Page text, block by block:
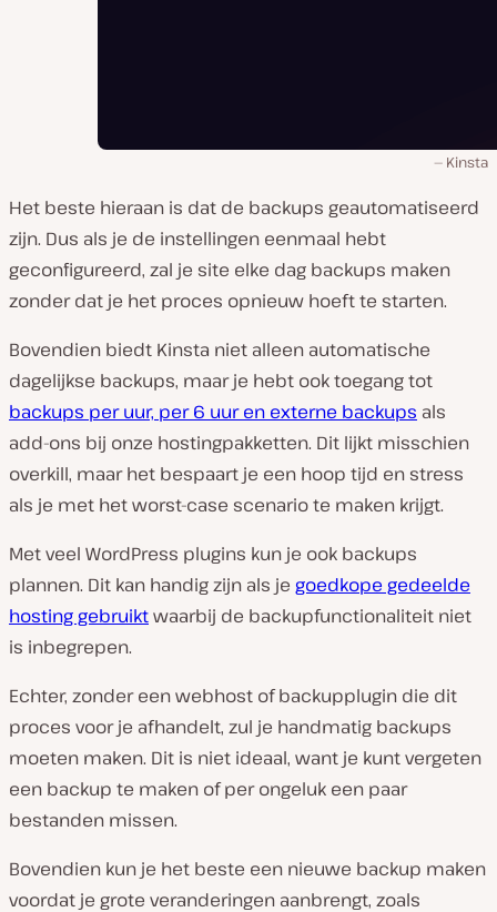
Kinsta
Het beste hieraan is dat de backups geautomatiseerd
zijn. Dus als je de instellingen eenmaal hebt
geconfigureerd, zal je site elke dag backups maken
zonder dat je het proces opnieuw hoeft te starten.
Bovendien biedt Kinsta niet alleen automatische
dagelijkse backups, maar je hebt ook toegang tot
backups per uur, per 6 uur en externe backups als
add-ons bij onze hostingpakketten. Dit lijkt misschien
overkill, maar het bespaart je een hoop tijd en stress
als je met het worst-case scenario te maken krijgt.
Met veel WordPress plugins kun je ook backups
plannen. Dit kan handig zijn als je goedkope gedeelde
hosting gebruiktwaarbij de backupfunctionaliteit niet
is inbegrepen.
Echter, zonder een webhost of backupplugin die dit
proces voor je afhandelt, zul je handmatig backups
moeten maken. Dit is niet ideaal, want je kunt vergeten
een backup te maken of per ongeluk een paar
bestanden missen.
Bovendien kun je het beste een nieuwe backup maken
voordat je grote veranderingen aanbrengt, zoals